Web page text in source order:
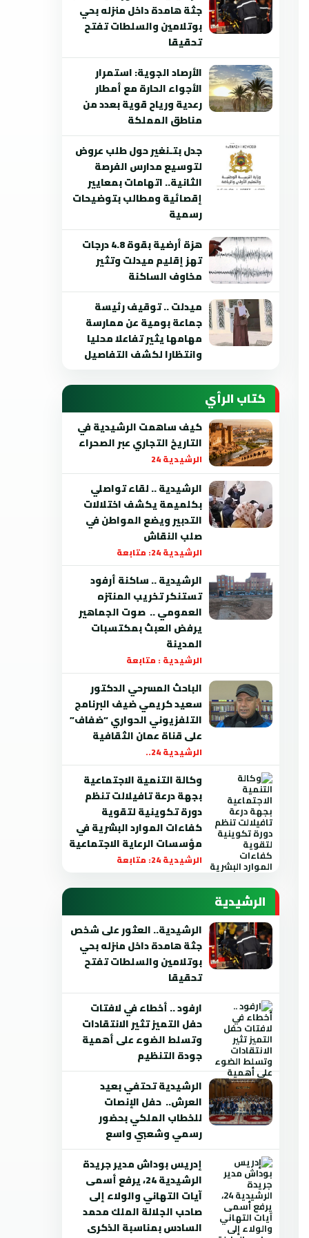
جثة هامدة داخل منزله بحي
بوتلامين والسلطات تفتح
تحقيقا
الأرصاد الجوية: استمرار
الأجواء الحارة مع أمطار
رعدية ورياح قوية بعدد من
مناطق المملكة
جدل بتـنغير حول طلب عروض
لتوسيع مدارس الفرصة
الثانية.. اتهامات بمعايير
إقصائية ومطالب بتوضيحات
رسمية
هزة أرضية بقوة 4.8 درجات
تهز إقليم ميدلت وتثير
مخاوف الساكنة
ميدلت .. توقيف رئيسة
جماعة بومية عن ممارسة
مهامها يثير تفاعلا محليا
وانتظارا لكشف التفاصيل
كتاب الرأي
كيف ساهمت الرشيدية في
التاريخ التجاري عبر الصحراء
الرشيدية 24
الرشيدية .. لقاء تواصلي
بكلميمة يكشف اختلالات
التدبير ويضع المواطن في
صلب النقاش
الرشيدية 24: متابعة
الرشيدية .. ساكنة أرفود
تستنكر تخريب المنتزه
العمومي .. صوت الجماهير
يرفض العبث بمكتسبات
المدينة
الرشيدية : متابعة
الباحث المسرحي الدكتور
سعيد كريمي ضيف البرنامج
التلفزيوني الحواري “ضفاف”
على قناة عمان الثقافية
الرشيدية 24..
وكالة التنمية الاجتماعية
بجهة درعة تافيلالت تنظم
دورة تكوينية لتقوية
كفاءات الموارد البشرية في
مؤسسات الرعاية الاجتماعية
الرشيدية 24: متابعة
الرشيدية
الرشيدية.. العثور على شخص
جثة هامدة داخل منزله بحي
بوتلامين والسلطات تفتح
تحقيقا
ارفود .. أخطاء في لافتات
حفل التميز تثير الانتقادات
وتسلط الضوء على أهمية
جودة التنظيم
الرشيدية تحتفي بعيد
العرش.. حفل الإنصات
للخطاب الملكي بحضور
رسمي وشعبي واسع
إدريس بوداش مدير جريدة
الرشيدية 24، يرفع أسمى
آيات التهاني والولاء إلى
صاحب الجلالة الملك محمد
السادس بمناسبة الذكرى